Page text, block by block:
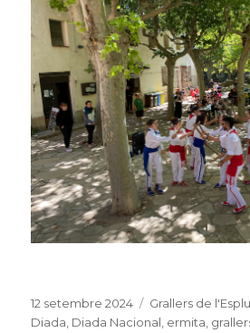
Publicat
el
12 setembre 2024 Categories
Grallers de
Diada, Diada Nacional, ermita,